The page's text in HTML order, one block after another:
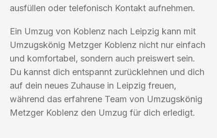
ausfüllen oder telefonisch Kontakt aufnehmen.
Ein Umzug von Koblenz nach Leipzig kann mit
Umzugskönig Metzger Koblenz nicht nur einfach
und komfortabel, sondern auch preiswert sein.
Du kannst dich entspannt zurücklehnen und dich
auf dein neues Zuhause in Leipzig freuen,
während das erfahrene Team von Umzugskönig
Metzger Koblenz den Umzug für dich erledigt.